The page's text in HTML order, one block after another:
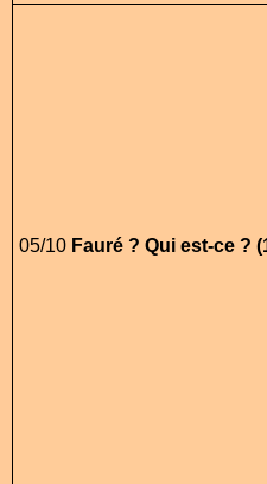
05/10 Fauré ? Qui est-ce ?